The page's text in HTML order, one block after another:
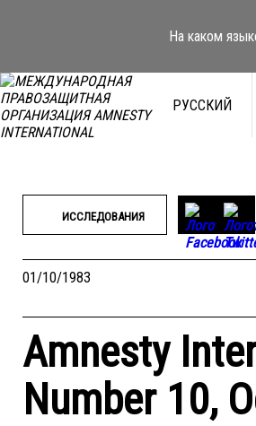
На каком
РУССКИЙ
ИССЛЕДОВАНИЯ
01/10/1983
Amnesty
Number 10,